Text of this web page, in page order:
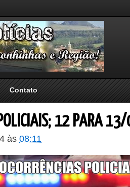
Contato
POLICIAIS; 12 PARA
às 08:11